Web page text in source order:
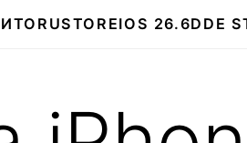
RUSTOREIOS 26.6DDE